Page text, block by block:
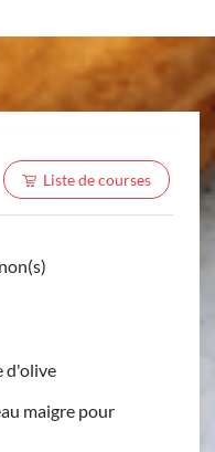
Liste de courses
d'olive
maigre pour